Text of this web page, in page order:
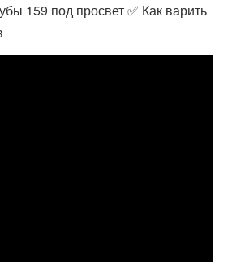
159 под просвет ✅ Как варить